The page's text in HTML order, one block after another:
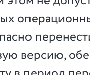
версию,